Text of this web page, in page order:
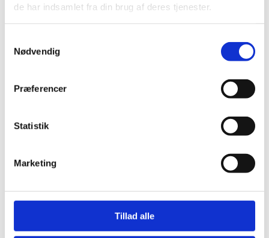
de har indsamlet fra din brug af deres tjenester.
Nødvendig
Præferencer
Statistik
Marketing
Tillad alle
490,00kr.
NO NOISE EXTREME Compact
Andre har også kigget